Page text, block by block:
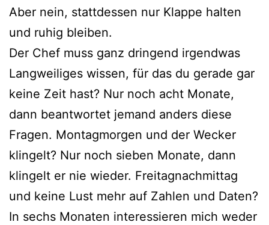
Aber nein, stattdessen nur Klappe halten
und ruhig bleiben.
Der Chef muss ganz dringend irgendwas
Langweiliges wissen, für das du gerade gar
keine Zeit hast? Nur noch acht Monate,
dann beantwortet jemand anders diese
Fragen. Montagmorgen und der Wecker
klingelt? Nur noch sieben Monate, dann
klingelt er nie wieder. Freitagnachmittag
und keine Lust mehr auf Zahlen und Daten?
In sechs Monaten interessieren mich weder